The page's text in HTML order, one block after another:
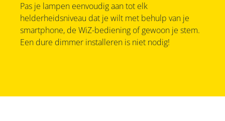
Pas je lampen eenvoudig aan tot elk
helderheidsniveau dat je wilt met behulp van je
smartphone, de WiZ-bediening of gewoon je stem.
Een dure dimmer installeren is niet nodig!